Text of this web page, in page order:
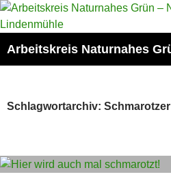
Zum
Inhalt
Schlagwortarchiv: Schmarotzer